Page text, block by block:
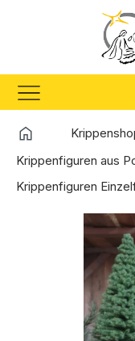
Zum Hauptinhalt
Startseite
Krippenfiguren aus
Krippenfiguren
Bildergalerie